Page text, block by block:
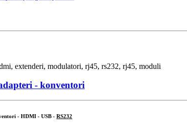
- konventori
- HDMI - USB - RS232